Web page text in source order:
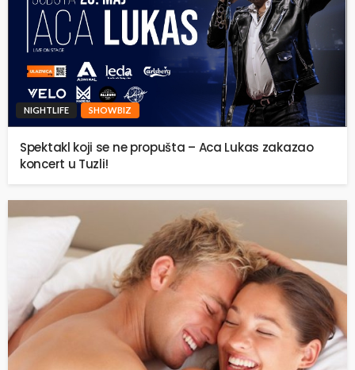
NIGHTLIFE SHOWBIZ
Spektakl koji se ne propušta – Aca Lukas zakazao
koncert u Tuzli!